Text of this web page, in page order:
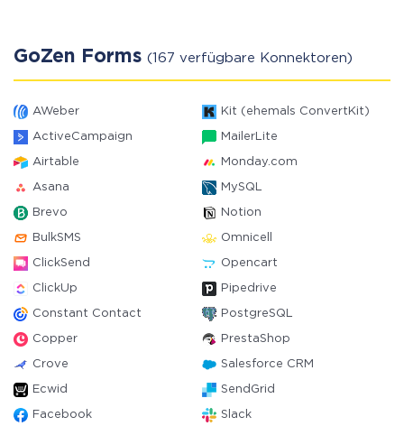
GoZen Forms (167 verfügbare Konnektoren)
AWeber Kit (ehemals ConvertKit)
ActiveCampaign MailerLite
Airtable Monday.com
Asana MySQL
Brevo Notion
BulkSMS Omnicell
ClickSend Opencart
ClickUp Pipedrive
Constant Contact PostgreSQL
Copper PrestaShop
Crove Salesforce CRM
Ecwid SendGrid
Facebook Slack